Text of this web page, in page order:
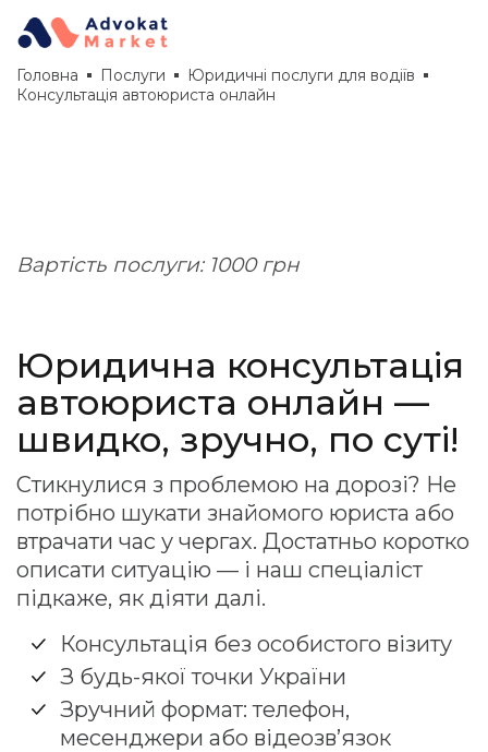
Головна Послуги
Юридичні послуги для водіїв
Консультація автоюриста онлайн
Вартість послуги: 1000 грн
Юридична консультація
автоюриста онлайн —
швидко, зручно, по суті!
Стикнулися з проблемою на дорозі? Не
потрібно шукати знайомого юриста або
втрачати час у чергах. Достатньо коротко
описати ситуацію — і наш спеціаліст
підкаже, як діяти далі.
Консультація без особистого візиту
З будь-якої точки України
Зручний формат: телефон,
месенджери або відеозвʼязок